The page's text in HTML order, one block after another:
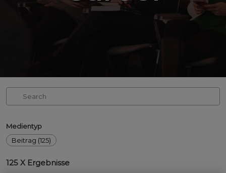
Medientyp
Beitrag (125)
125 X Ergebnisse